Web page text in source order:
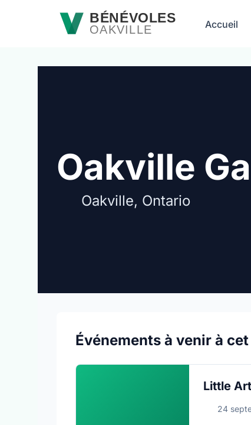
Passer au contenu principalBÉNÉVOLES
OAKVILLE Accueil
Oakville
Oakville, Ontario
Événements à venir à
Little
24